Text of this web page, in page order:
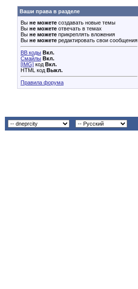
Ваши права в разделе
Вы не можете создавать новые темы
Вы не можете отвечать в темах
Вы не можете прикреплять вложения
Вы не можете редактировать свои сообщения
BB коды Вкл.
Смайлы Вкл.
[IMG] код Вкл.
HTML код Выкл.
Правила форума